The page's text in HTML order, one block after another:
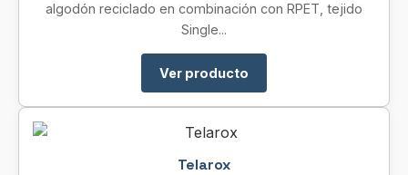
algodón reciclado en combinación con RPET, tejido
Single...
Ver producto
Telarox